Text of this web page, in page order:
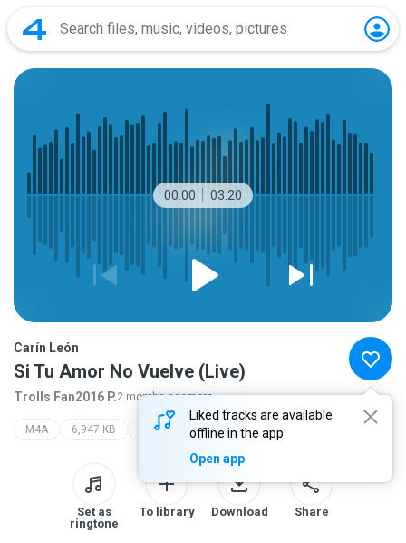
00:00 03:20
Liked tracks are available
offline in the app
Open app
Carín León
Si Tu Amor No Vuelve (Live)
Trolls Fan2016 P.2 months agomore...
M4A 6,947 KB Latin carín león
Set as
ringtone
To library Download Share